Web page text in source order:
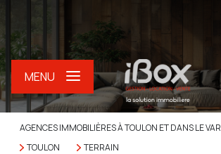
MENU
AGENCES IMMOBILIÈRES À TOULON ET DANS LE VAR
TOULON
TERRAIN